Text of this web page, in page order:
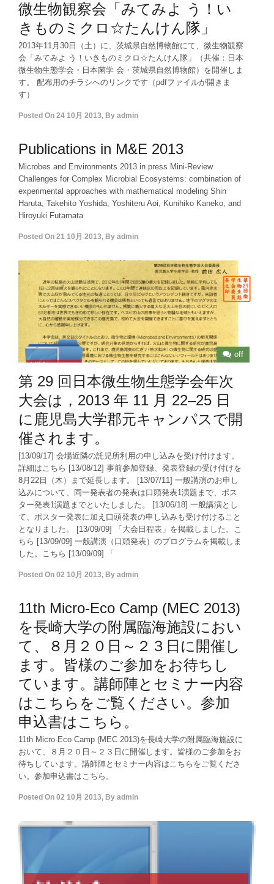
微生物観察会「みてみよ う！い
きものミクロ☆たんけん隊」
2013年11月30日（土）に、茨城県自然博物館にて、微生物観察
会「みてみよ う！いきものミクロ☆たんけん隊」（共催：日本
微生物生態学会・日本菌学 会・茨城県自然博物館）を開催しま
す。 配布用のチラシへのリンクです（pdfファイルが開きま
す）
Posted On 24 10月 2013, By admin
Publications in M&E 2013
Microbes and Environments 2013 in press Mini-Review
Challenges for Complex Microbial Ecosystems: combination of
experimental approaches with mathematical modeling Shin
Haruta, Takehito Yoshida, Yoshiteru Aoi, Kunihiko Kaneko, and
Hiroyuki Futamata
Posted On 21 10月 2013, By admin
off
第 29 回日本微生物生態学会年次
大会は，2013 年 11 月 22–25 日
に鹿児島大学郡元キャンパスで開
催されます。
[13/09/17] 会場近隣の託児所利用の申し込みを受け付けます。
詳細はこちら [13/08/12] 事前参加登録、発表登録の受け付けを
8月22日（木）まで延長します。 [13/07/11] 一般講演のお申し
込みについて、同一発表者の発表は口頭発表1演題まで、ポス
ター発表1演題までといたしました。 [13/06/18] 一般講演とし
て、ポスター発表に加え口頭発表の申し込みも受け付けること
となりました。 [13/09/09] 「大会日程表」を掲載しました。こ
ちら [13/09/09] 一般講演（口頭発表）のプログラムを掲載しま
した。こちら [13/09/09] 「
Posted On 02 10月 2013, By admin
11th Micro-Eco Camp (MEC 2013)
を長崎大学の附属臨海施設におい
て、８月２０日～２３日に開催し
ます。皆様のご参加をお待ちし
ています。講師陣とセミナー内容
はこちらをご覧ください。参加
申込書はこちら。
11th Micro-Eco Camp (MEC 2013)を長崎大学の附属臨海施設に
おいて、８月２０日～２３日に開催します。皆様のご参加をお
待ちしています。講師陣とセミナー内容はこちらをご覧くださ
い。参加申込書はこちら。
Posted On 02 10月 2013, By admin